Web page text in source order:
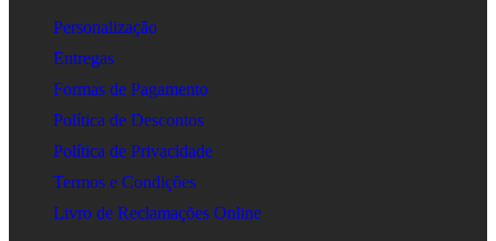
Personalização
Entregas
Formas de Pagamento
Política de Descontos
Política de Privacidade
Termos e Condições
Livro de Reclamações Online